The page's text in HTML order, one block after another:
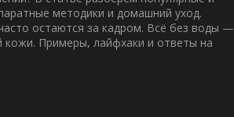
методики и домашний уход.
остаются за кадром. Всё без воды —
кожи. Примеры, лайфхаки и ответы на